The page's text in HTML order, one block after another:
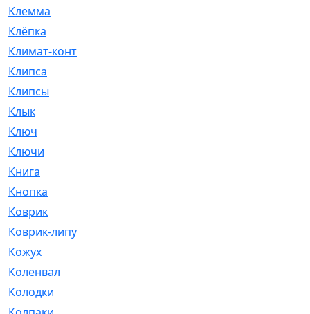
Клемма
Клёпка
Климат-контроль
Клипса
Клипсы
Клык
Ключ
Ключи
Книга
Кнопка
Коврик
Коврик-липучка
Кожух
Коленвал
Колодки